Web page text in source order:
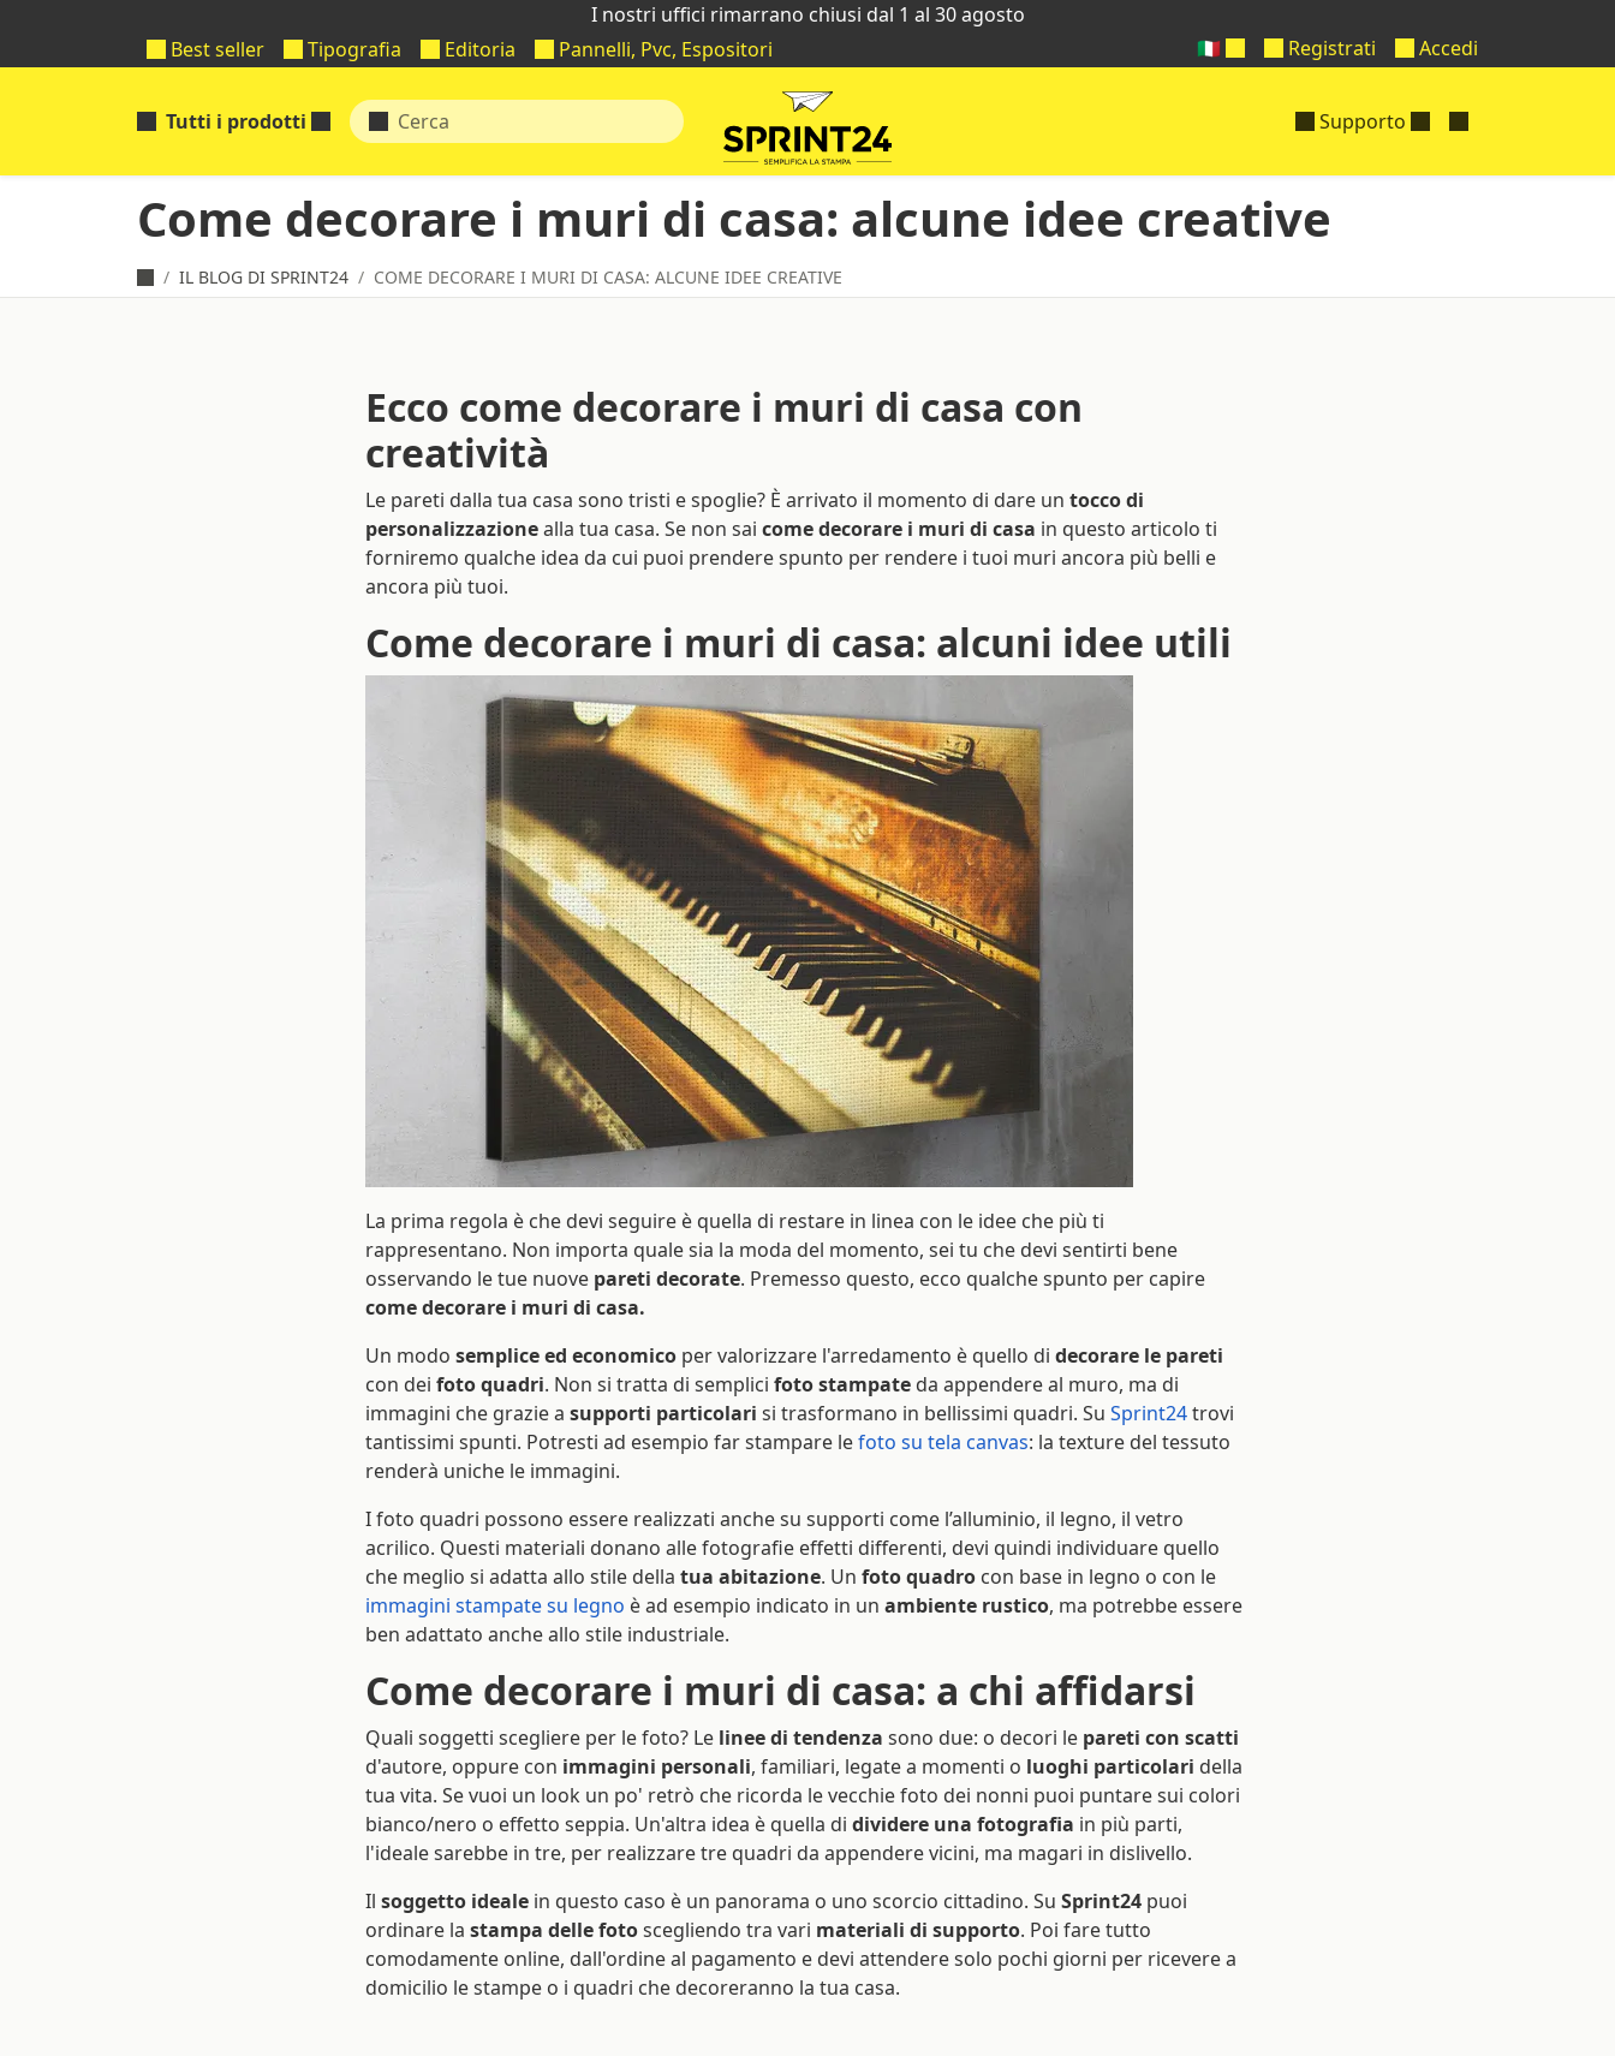
I nostri uffici rimarrano chiusi dal 1 al 30 agosto
Best seller
Tipografia Editoria Pannelli, Pvc, Espositori Registrati Accedi
🇮🇹
Tutti i prodotti Supporto
Come decorare i muri di casa: alcune idee creative
IL BLOG DI SPRINT24 COME DECORARE I MURI DI CASA: ALCUNE IDEE CREATIVE
Ecco come decorare i muri di casa con
creatività
Le pareti dalla tua casa sono tristi e spoglie? È arrivato il momento di dare un tocco di
personalizzazionealla tua casa. Se non sai come decorare i muri di casa in questo articolo ti
forniremo qualche idea da cui puoi prendere spunto per rendere i tuoi muri ancora più belli e
ancora più tuoi.
Come decorare i muri di casa: alcuni idee utili
La prima regola è che devi seguire è quella di restare in linea con le idee che più ti
rappresentano. Non importa quale sia la moda del momento, sei tu che devi sentirti bene
osservando le tue nuove pareti decorate. Premesso questo, ecco qualche spunto per capire
come decorare i muri di casa.
Un modo semplice ed economico per valorizzare l'arredamento è quello di decorare le pareti
con dei foto quadri. Non si tratta di semplici foto stampate da appendere al muro, ma di
immagini che grazie a supporti particolari si trasformano in bellissimi quadri. Su Sprint24trovi
tantissimi spunti. Potresti ad esempio far stampare lefoto su tela canvas: la texture del tessuto
renderà uniche le immagini.
I foto quadri possono essere realizzati anche su supporti come l’alluminio, il legno, il vetro
acrilico. Questi materiali donano alle fotografie effetti differenti, devi quindi individuare quello
che meglio si adatta allo stile della tua abitazione. Un foto quadro con base in legno o con le
immagini stampate su legno è ad esempio indicato in un ambiente rustico, ma potrebbe essere
ben adattato anche allo stile industriale.
Come decorare i muri di casa: a chi affidarsi
Quali soggetti scegliere per le foto? Le linee di tendenza sono due: o decori le pareti con scatti
d'autore, oppure con immagini personali, familiari, legate a momenti o luoghi particolari della
tua vita. Se vuoi un look un po' retrò che ricorda le vecchie foto dei nonni puoi puntare sui colori
bianco/nero o effetto seppia. Un'altra idea è quella di dividere una fotografia in più parti,
l'ideale sarebbe in tre, per realizzare tre quadri da appendere vicini, ma magari in dislivello.
Il soggetto ideale in questo caso è un panorama o uno scorcio cittadino. Su Sprint24 puoi
ordinare la stampa delle fotoscegliendo tra vari materiali di supporto. Poi fare tutto
comodamente online, dall'ordine al pagamento e devi attendere solo pochi giorni per ricevere a
domicilio le stampe o i quadri che decoreranno la tua casa.